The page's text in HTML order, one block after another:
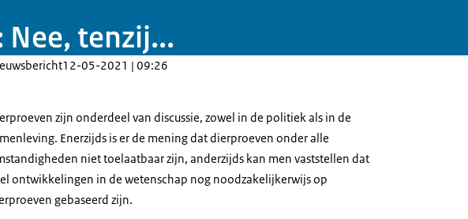
tenzij...
12-05-2021 | 09:26
zijn onderdeel van discussie, zowel in de politiek als in de
Enerzijds is er de mening dat dierproeven onder alle
niet toelaatbaar zijn, anderzijds kan men vaststellen dat
ontwikkelingen in de wetenschap nog noodzakelijkerwijs op
gebaseerd zijn.